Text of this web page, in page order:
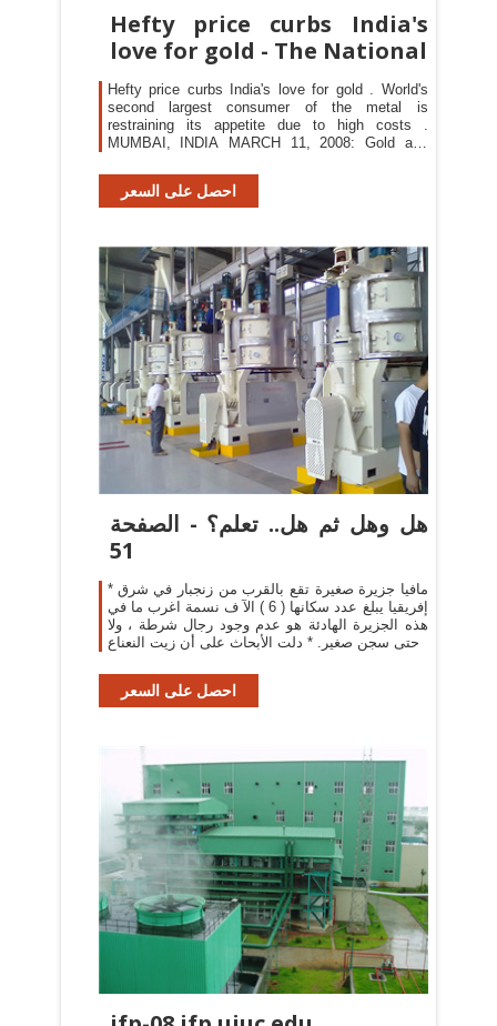
Hefty price curbs India's
love for gold - The National
Hefty price curbs India's love for gold . World's
second largest consumer of the metal is
restraining its appetite due to high costs .
MUMBAI, INDIA MARCH 11, 2008: Gold and
احصل على السعر
هل وهل ثم هل.. تعلم؟ - الصفحة
51
* مافيا جزيرة صغيرة تقع بالقرب من زنجبار في شرق
إفريقيا يبلغ عدد سكانها ( 6 ) الآ ف نسمة اغرب ما في
هذه الجزيرة الهادئة هو عدم وجود رجال شرطة ، ولا
حتى سجن صغير. * دلت الأبحاث على أن زيت النعناع
احصل على السعر